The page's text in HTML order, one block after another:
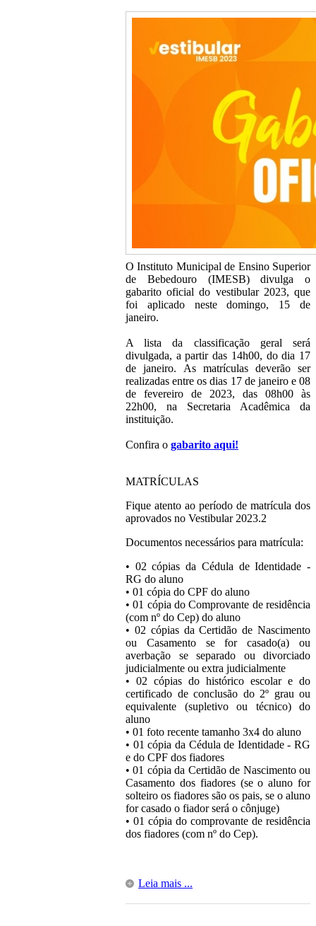
O Instituto Municipal de Ensino Superior
de Bebedouro (IMESB) divulga o
gabarito oficial do vestibular 2023, que
foi aplicado neste domingo, 15 de
janeiro.
A lista da classificação geral será
divulgada, a partir das 14h00, do dia 17
de janeiro. As matrículas deverão ser
realizadas entre os dias 17 de janeiro e 08
de fevereiro de 2023, das 08h00 às
22h00, na Secretaria Acadêmica da
instituição.
Confira o gabarito aqui!
MATRÍCULAS
Fique atento ao período de matrícula dos
aprovados no Vestibular 2023.2
Documentos necessários para matrícula:
• 02 cópias da Cédula de Identidade -
RG do aluno
• 01 cópia do CPF do aluno
• 01 cópia do Comprovante de residência
(com nº do Cep) do aluno
• 02 cópias da Certidão de Nascimento
ou Casamento se for casado(a) ou
averbação se separado ou divorciado
judicialmente ou extra judicialmente
• 02 cópias do histórico escolar e do
certificado de conclusão do 2º grau ou
equivalente (supletivo ou técnico) do
aluno
• 01 foto recente tamanho 3x4 do aluno
• 01 cópia da Cédula de Identidade - RG
e do CPF dos fiadores
• 01 cópia da Certidão de Nascimento ou
Casamento dos fiadores (se o aluno for
solteiro os fiadores são os pais, se o aluno
for casado o fiador será o cônjuge)
• 01 cópia do comprovante de residência
dos fiadores (com nº do Cep).
Leia mais ...